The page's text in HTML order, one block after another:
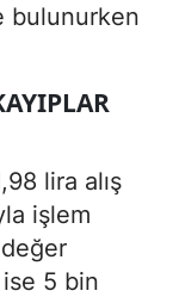
bulunurken
lira alış
işlem
5 bin